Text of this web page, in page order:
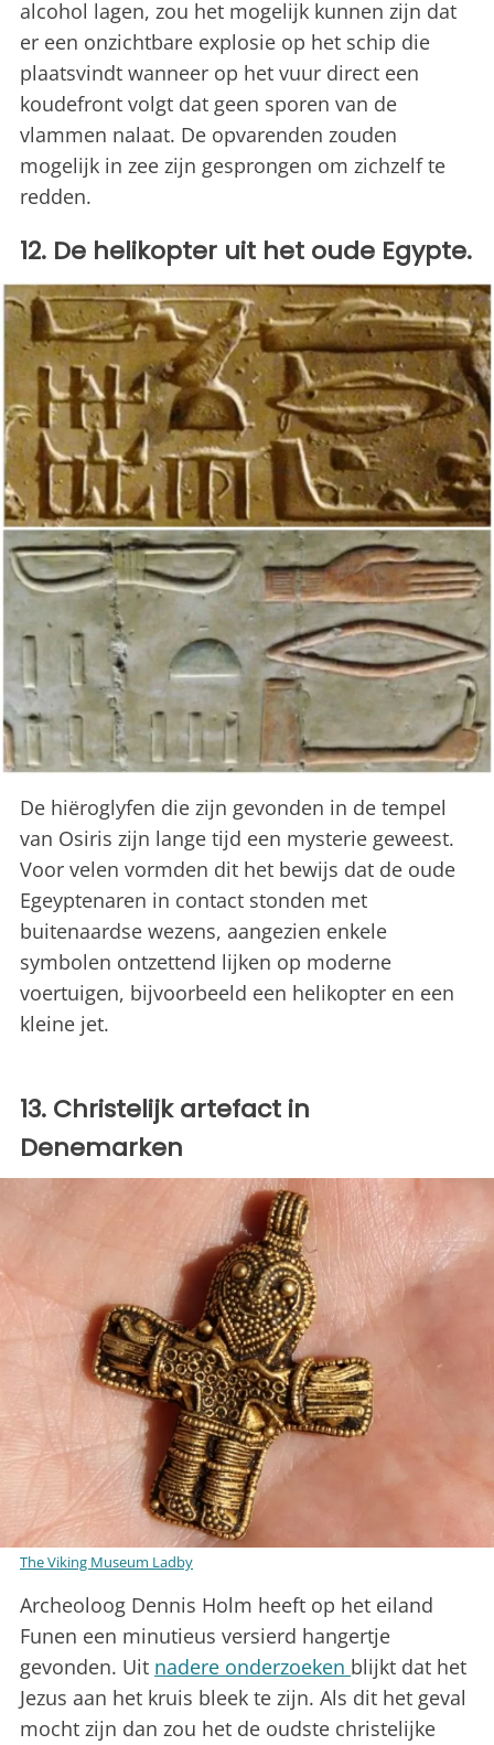
alcohol lagen, zou het mogelijk kunnen zijn dat
er een onzichtbare explosie op het schip die
plaatsvindt wanneer op het vuur direct een
koudefront volgt dat geen sporen van de
vlammen nalaat. De opvarenden zouden
mogelijk in zee zijn gesprongen om zichzelf te
redden.
12. De helikopter uit het oude Egypte.
De hiëroglyfen die zijn gevonden in de tempel
van Osiris zijn lange tijd een mysterie geweest.
Voor velen vormden dit het bewijs dat de oude
Egeyptenaren in contact stonden met
buitenaardse wezens, aangezien enkele
symbolen ontzettend lijken op moderne
voertuigen, bijvoorbeeld een helikopter en een
kleine jet.
13. Christelijk artefact in
Denemarken
The Viking Museum Ladby
Archeoloog Dennis Holm heeft op het eiland
Funen een minutieus versierd hangertje
gevonden. Uit nadere onderzoeken blijkt dat het
Jezus aan het kruis bleek te zijn. Als dit het geval
mocht zijn dan zou het de oudste christelijke